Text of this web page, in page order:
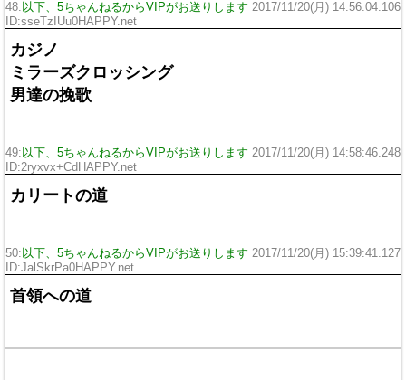
48: 以下、5ちゃんねるからVIPがお送りします 2017/11/20(月) 14:56:04.106
ID:sseTzIUu0HAPPY.net
カジノ
ミラーズクロッシング
男達の挽歌
49: 以下、5ちゃんねるからVIPがお送りします 2017/11/20(月) 14:58:46.248
ID:2ryxvx+CdHAPPY.net
カリートの道
50: 以下、5ちゃんねるからVIPがお送りします 2017/11/20(月) 15:39:41.127
ID:JalSkrPa0HAPPY.net
首領への道